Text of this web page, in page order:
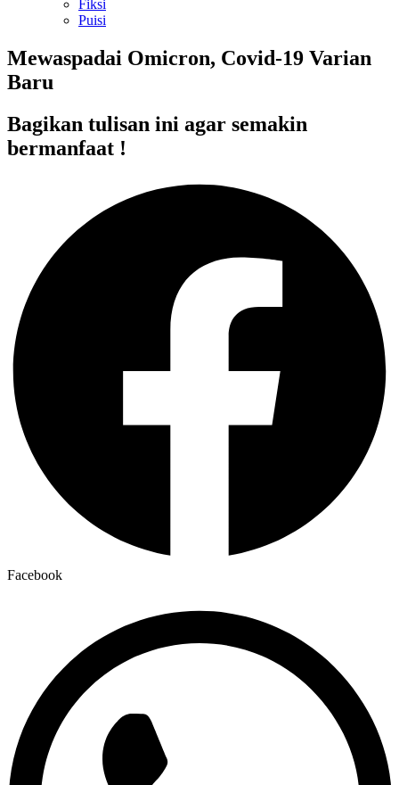
Fiksi
Puisi
Mewaspadai Omicron, Covid-19 Varian
Baru
Bagikan tulisan ini agar semakin
bermanfaat !
Facebook